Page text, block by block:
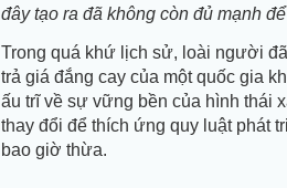
đây tạo ra đã không còn đủ mạnh
Trong quá khứ lịch sử, loài người
trả giá đắng cay của một quốc gia
ấu trĩ về sự vững bền của hình thái
thay đổi để thích ứng quy luật phát
bao giờ thừa.